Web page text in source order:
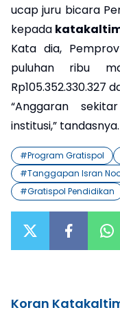
ucap juru bicara
kepada
Kata dia,
puluhan ribu
Rp105.352.330.327
“Anggaran
institusi,”
#Program Gratispol
#Tanggapan Isran
#Gratispol Pendidikan
Koran